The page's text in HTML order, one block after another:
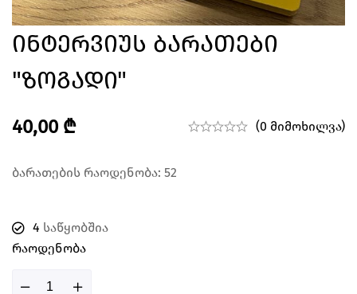
Ინტერვიუს Ბარათები
"ზოგადი"
40,00 ₾ (0 მიმოხილვა)
ბარათების რაოდენობა: 52
4 საწყობშია
Რაოდენობა